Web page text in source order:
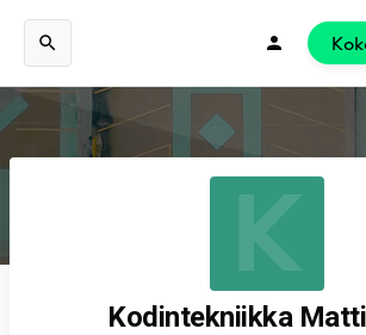
K
Kodintekniikka